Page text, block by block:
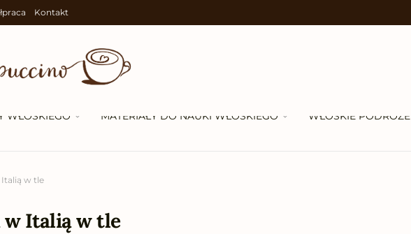
Kontakt
WŁOSKIEGO MATERIAŁY DO NAUKI WŁOSKIEGO WŁOSKIE PODRÓŻE
w tle
w Italią w tle